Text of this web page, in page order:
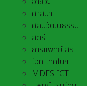
ศาสนา
ศิลปวัฒนธรรม
สตรี
การแพทย์-สธ
ไอที-เทคโนฯ
MDES-ICT